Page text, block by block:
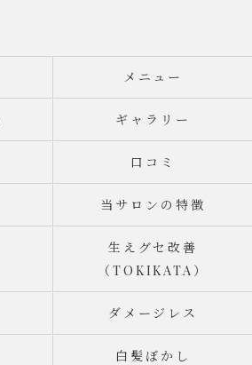
メニュー
ギャラリー
口コミ
当サロンの特徴
生えグセ改善
（TOKIKATA）
ダメージレス
白髪ぼかし